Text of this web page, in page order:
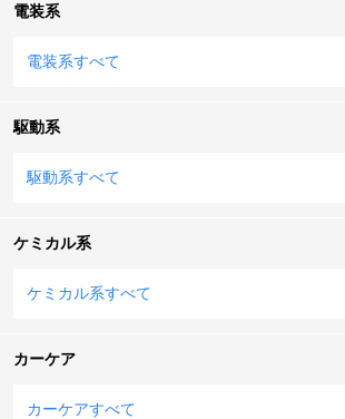
電装系
電装系すべて
駆動系
駆動系すべて
ケミカル系
ケミカル系すべて
カーケア
カーケアすべて